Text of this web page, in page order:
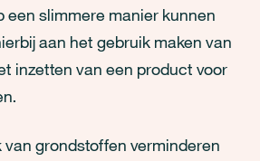
een slimmere manier kunnen
aan het gebruik maken van
inzetten van een product voor
grondstoffen verminderen